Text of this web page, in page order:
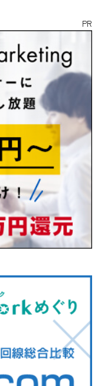
PR